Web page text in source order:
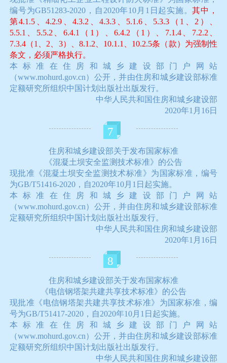
编号为GB51283-2020，自2020年10月1日起实施。其中，
第4.1.5、4.2.9、4.3.2、4.3.3、5.1.6、5.3.3（1、2）、
5.5.1、5.5.2、6.4.1（1）、6.4.2（1）、7.1.4、7.2.2、
7.3.4（1、2、3）、8.1.2、10.1.1、10.2.5条（款）为强制性
条文，必须严格执行。
本标准在住房和城乡建设部门户网站
（www.mohurd.gov.cn）公开，并由住房和城乡建设部标准
定额研究所组织中国计划出版社出版发行。
中华人民共和国住房和城乡建设部
2020年1月16日
7
住房和城乡建设部关于发布国家标准
《混凝土坝安全监测技术标准》的公告
现批准《混凝土坝安全监测技术标准》为国家标准，编号
为GB/T51416-2020，自2020年10月1日起实施。
本标准在住房和城乡建设部门户网站
（www.mohurd.gov.cn）公开，并由住房和城乡建设部标准
定额研究所组织中国计划出版社出版发行。
中华人民共和国住房和城乡建设部
2020年1月16日
8
住房和城乡建设部关于发布国家标准
《电信钢塔架共建共享技术标准》的公告
现批准《电信钢塔架共建共享技术标准》为国家标准，编
号为GB/T51417-2020，自2020年10月1日起实施。
本标准在住房和城乡建设部门户网站
（www.mohurd.gov.cn）公开，并由住房和城乡建设部标准
定额研究所组织中国计划出版社出版发行。
中华人民共和国住房和城乡建设部